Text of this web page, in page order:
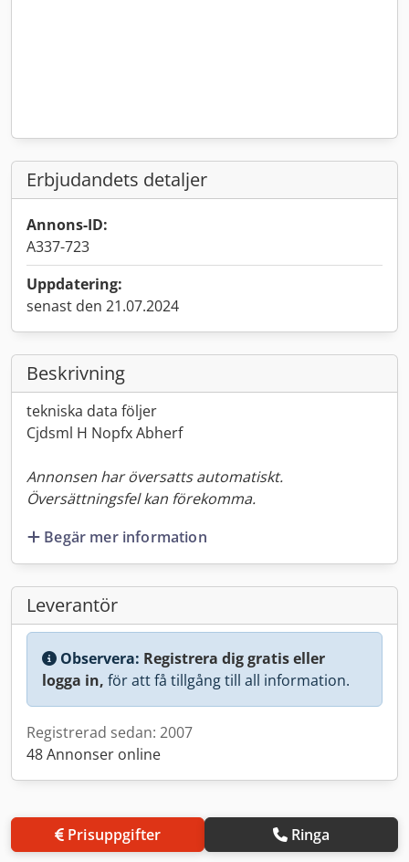
Erbjudandets detaljer
Annons-ID:
A337-723
Uppdatering:
senast den 21.07.2024
Beskrivning
tekniska data följer
Cjdsml H Nopfx Abherf
Annonsen har översatts automatiskt.
Översättningsfel kan förekomma.
Begär mer information
Leverantör
Observera: Registrera dig gratis eller
logga in, för att få tillgång till all information.
Registrerad sedan: 2007
48 Annonser online
Prisuppgifter Ringa